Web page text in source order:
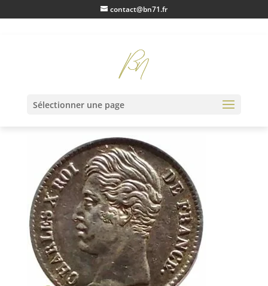
contact@bn71.fr
Sélectionner une page
IMG20230121151216